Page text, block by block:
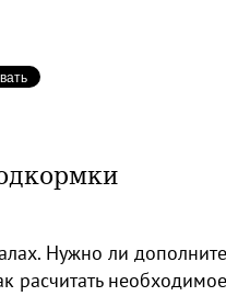
Нужно ли
расчитать необходимое